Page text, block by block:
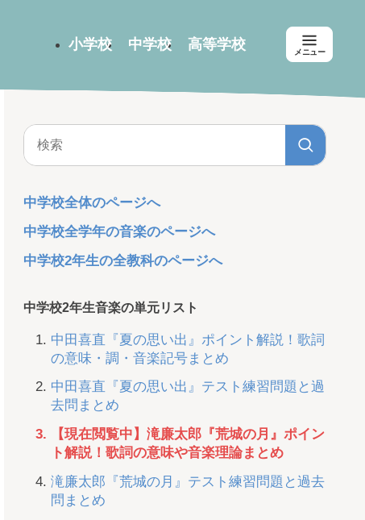
小学校 中学校 高等学校 メニュー
中学校全体のページへ
中学校全学年の音楽のページへ
中学校2年生の全教科のページへ
中学校2年生音楽の単元リスト
中田喜直『夏の思い出』ポイント解説！歌詞
の意味・調・音楽記号まとめ
中田喜直『夏の思い出』テスト練習問題と過
去問まとめ
【現在閲覧中】滝廉太郎『荒城の月』ポイン
ト解説！歌詞の意味や音楽理論まとめ
滝廉太郎『荒城の月』テスト練習問題と過去
問まとめ